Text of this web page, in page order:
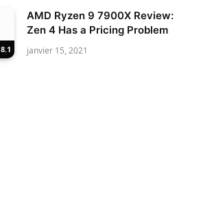
8.1
AMD Ryzen 9 7900X Review:
Zen 4 Has a Pricing Problem
janvier 15, 2021